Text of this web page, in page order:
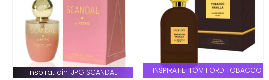
Riiffs
Vurv
Wadi al Khaleej
ZaienInspirat din: JPG SCANDAL INSPIRATIE: TOM FORD TOBACCO VANILLE